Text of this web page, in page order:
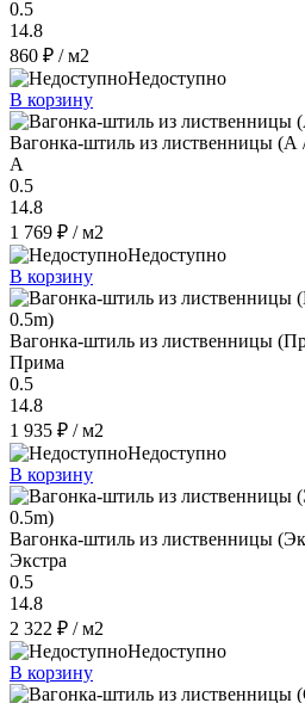
0.5
14.8
860 ₽ / м2
Недоступно
В корзину
Вагонка-штиль из лиственницы (А
A
0.5
14.8
1 769 ₽ / м2
Недоступно
В корзину
Вагонка-штиль из лиственницы
Прима
0.5
14.8
1 935 ₽ / м2
Недоступно
В корзину
Вагонка-штиль из лиственницы
Экстра
0.5
14.8
2 322 ₽ / м2
Недоступно
В корзину